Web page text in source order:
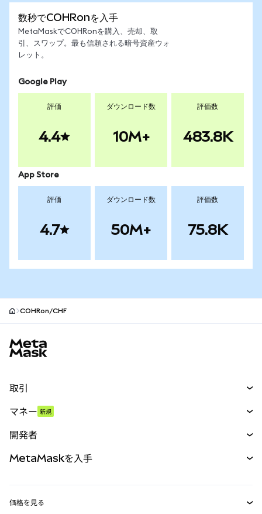
数秒でCOHRonを入手
MetaMaskでCOHRonを購入、売却、取
引、スワップ。最も信頼される暗号資産ウォ
レット。
Google Play
評価
4.4
ダウンロード数
10M+
評価数
483.8K
App Store
評価
4.7
ダウンロード数
50M+
評価数
75.8K
COHRon/CHF
取引
パーペチュアル
RWA
マネー 新規
開発者
MetaMaskを入手
価格を見る